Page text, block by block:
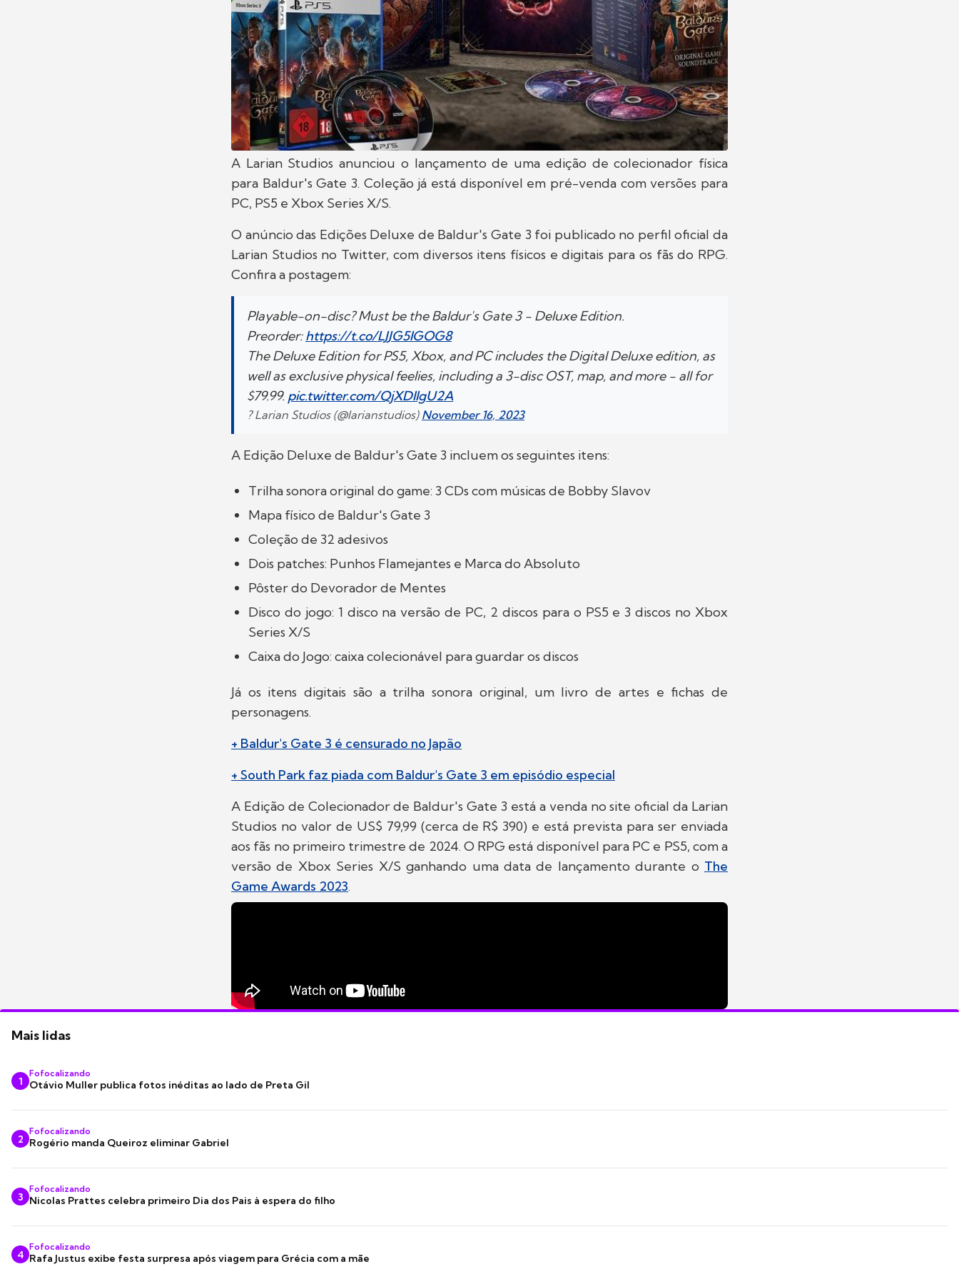
A Larian Studios anunciou o lançamento de uma edição de colecionador física
para Baldur's Gate 3. Coleção já está disponível em pré-venda com versões para
PC, PS5 e Xbox Series X/S.
O anúncio das Edições Deluxe de Baldur's Gate 3 foi publicado no perfil oficial da
Larian Studios no Twitter, com diversos itens físicos e digitais para os fãs do RPG.
Confira a postagem:
Playable-on-disc? Must be the Baldur's Gate 3 - Deluxe Edition.
Preorder:https://t.co/LJJG5IGOG8
The Deluxe Edition for PS5, Xbox, and PC includes the Digital Deluxe edition, as
well as exclusive physical feelies, including a 3-disc OST, map, and more - all for
$79.99. pic.twitter.com/QjXDIIgU2A
? Larian Studios (@larianstudios) November 16, 2023
A Edição Deluxe de Baldur's Gate 3 incluem os seguintes itens:
Trilha sonora original do game: 3 CDs com músicas de Bobby Slavov
Mapa físico de Baldur's Gate 3
Coleção de 32 adesivos
Dois patches: Punhos Flamejantes e Marca do Absoluto
Pôster do Devorador de Mentes
Disco do jogo: 1 disco na versão de PC, 2 discos para o PS5 e 3 discos no Xbox
Series X/S
Caixa do Jogo: caixa colecionável para guardar os discos
Já os itens digitais são a trilha sonora original, um livro de artes e fichas de
personagens.
+ Baldur's Gate 3 é censurado no Japão
+ South Park faz piada com Baldur's Gate 3 em episódio especial
A Edição de Colecionador de Baldur's Gate 3 está a venda no site oficial da Larian
Studios no valor de US$ 79,99 (cerca de R$ 390) e está prevista para ser enviada
aos fãs no primeiro trimestre de 2024. O RPG está disponível para PC e PS5, com a
versão de Xbox Series X/S ganhando uma data de lançamento durante o The
Game Awards 2023.
Mais lidas
1
Fofocalizando
Otávio Muller publica fotos inéditas ao lado de Preta Gil
2
Fofocalizando
Rogério manda Queiroz eliminar Gabriel
3
Fofocalizando
Nicolas Prattes celebra primeiro Dia dos Pais à espera do filho
4
Fofocalizando
Rafa Justus exibe festa surpresa após viagem para Grécia com a mãe